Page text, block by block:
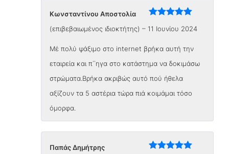
με5από 5
Κωνσταντίνου Αποστολία
(επιβεβαιωμένος ιδιοκτήτης) – 11 Ιουνίου 2024
Μέ πολύ ψάξιμο στο internet βρήκα αυτή την
εταιρεία και π΄΄ηγα στο κατάστημα να δοκιμάσω
στρώματα.Βρήκα ακριβώς αυτό πού ήθελα
αξίζουν τα 5 αστέρια τώρα πιά κοιμάμαι τόσο
όμορφα.
Παπάς Δημήτρης